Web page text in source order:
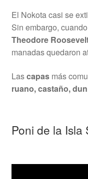
El Nokota casi se
Sin embargo,
Theodore
manadas quedaron
Lascapasmás
ruano, castaño,
Poni de la Isla